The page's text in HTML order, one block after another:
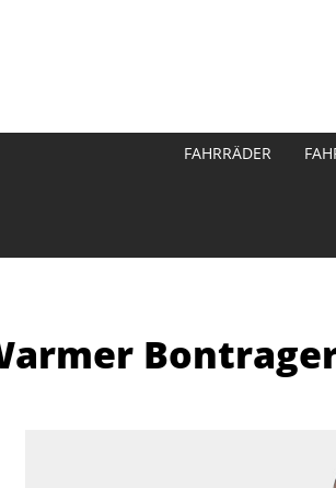
FAHRRÄDER